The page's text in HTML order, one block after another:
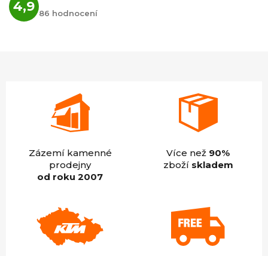
4,9 hodnocení
obchodu
86 hodnocení
Zázemí kamenné
prodejny
od roku 2007
Více než 90%
zboží skladem